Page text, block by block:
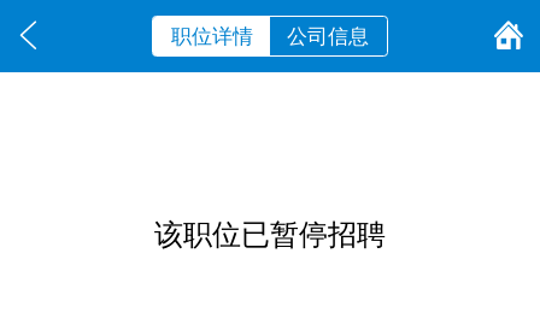
职位详情 公司信息
该职位已暂停招聘